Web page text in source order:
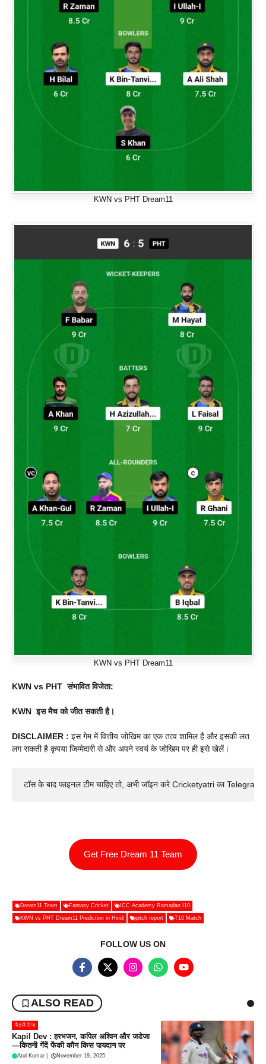
KWN vs PHT Dream11
KWN vs PHT Dream11
KWN vs PHT संभावित विजेता:
KWN इस मैच को जीत सकती है।
DISCLAIMER : इस गेम में वित्तीय जोखिम का एक तत्व शामिल है और इसकी लत
लग सकती है कृपया जिम्मेदारी से और अपने स्वयं के जोखिम पर ही इसे खेलें।
टॉस के बाद फाइनल टीम चाहिए तो, अभी जॉइन करे Cricketyatri का
Get Free Dream 11 Team
Dream11 Team Fantasy Cricket ICC Academy Ramadan I10
KWN vs PHT Dream11 Prediction in Hindi pitch report T10 Match
FOLLOW US ON
ALSO READ
फैंटसी टिप्स
Kapil Dev : हरभजन, कपिल अश्विन और जडेजा
—कितनी गेंदें फेंकी कौन किस पायदान पर
Atul Kumar November 19, 2025